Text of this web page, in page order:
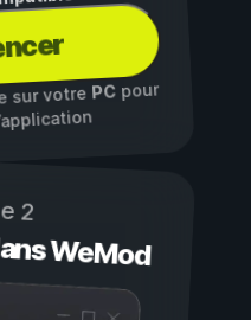
sur votre PCpour
2
WeMod